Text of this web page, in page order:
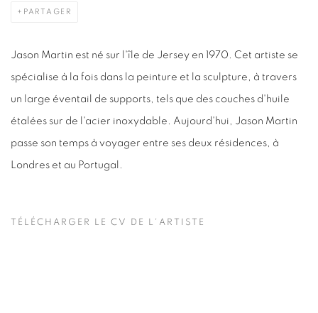
PARTAGER
Jason Martin est né sur l'île de Jersey en 1970. Cet artiste se
spécialise à la fois dans la peinture et la sculpture, à travers
un large éventail de supports, tels que des couches d'huile
étalées sur de l'acier inoxydable. Aujourd'hui, Jason Martin
passe son temps à voyager entre ses deux résidences, à
Londres et au Portugal.
TÉLÉCHARGER LE CV DE L'ARTISTE